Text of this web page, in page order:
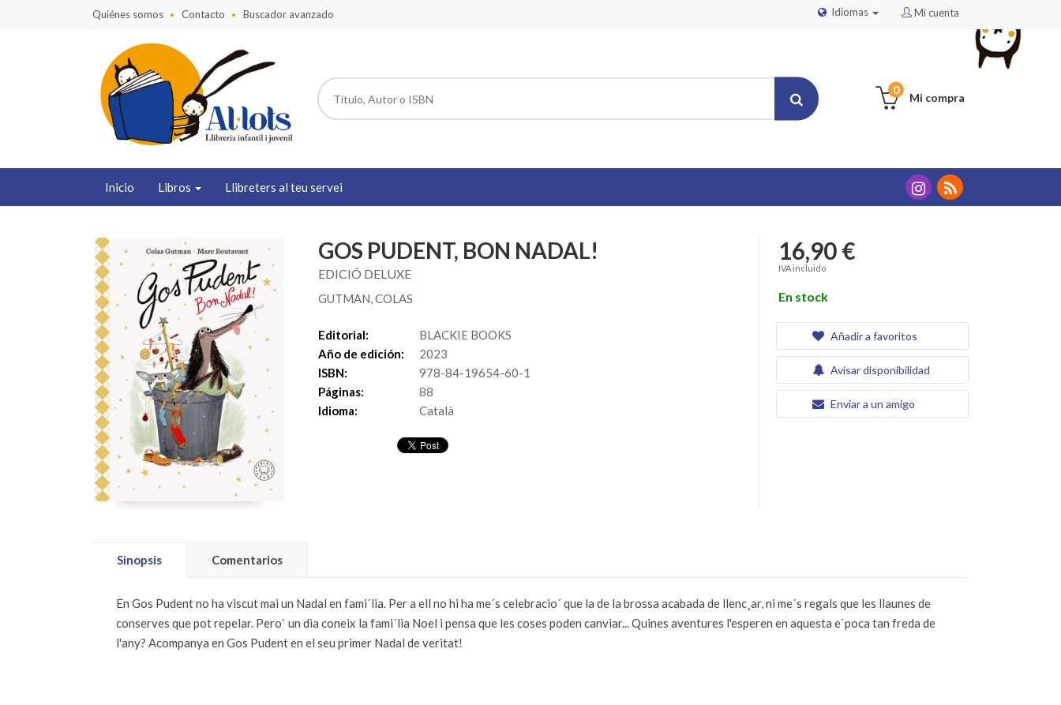
Mi cuenta
Idiomas
Quiénes somos Contacto Buscador avanzado
Mi compra
0
Inicio Libros Llibreters al teu servei
GOS PUDENT, BON NADAL!
EDICIÓ DELUXE
GUTMAN, COLAS
Editorial:
BLACKIE BOOKS
Año de edición:
2023
ISBN:
978-84-19654-60-1
Páginas:
88
Idioma:
Català
16,90 €
IVA incluido
En stock
Añadir a favoritos
Avisar disponibilidad
Enviar a un amigo
Sinopsis Comentarios
En Gos Pudent no ha viscut mai un Nadal en fami´lia. Per a ell no hi ha me´s celebracio´ que la de la brossa acabada de llenc¸ar, ni me´s regals que les llaunes de
conserves que pot repelar. Pero` un dia coneix la fami´lia Noel i pensa que les coses poden canviar... Quines aventures l'esperen en aquesta e`poca tan freda de
l'any? Acompanya en Gos Pudent en el seu primer Nadal de veritat!